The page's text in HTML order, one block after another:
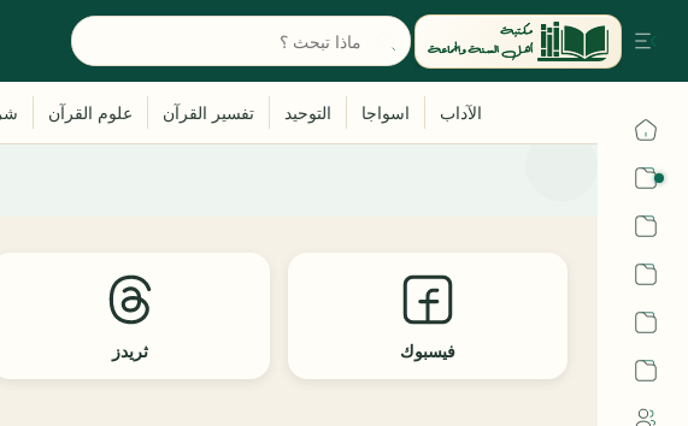
أشهر الحرم
فيسبوك ثريدز